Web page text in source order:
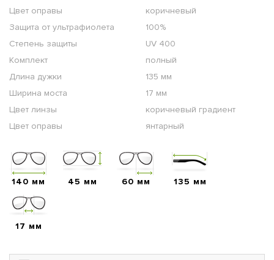
Цвет оправы
коричневый
Защита от ультрафиолета
100%
Степень защиты
UV 400
Комплект
полный
Длина дужки
135 мм
Ширина моста
17 мм
Цвет линзы
коричневый градиент
Цвет оправы
янтарный
140 мм 45 мм 60 мм 135 мм
17 мм